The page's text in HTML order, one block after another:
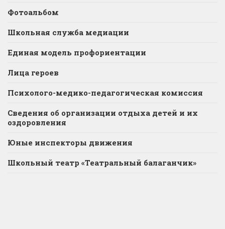
Фотоальбом
Школьная служба медиации
Единая модель профориентации
Лица героев
Психолого-медико-педагогическая комиссия
Сведения об организации отдыха детей и их
оздоровления
Юные инспекторы движения
Школьный театр «Театральный балаганчик»